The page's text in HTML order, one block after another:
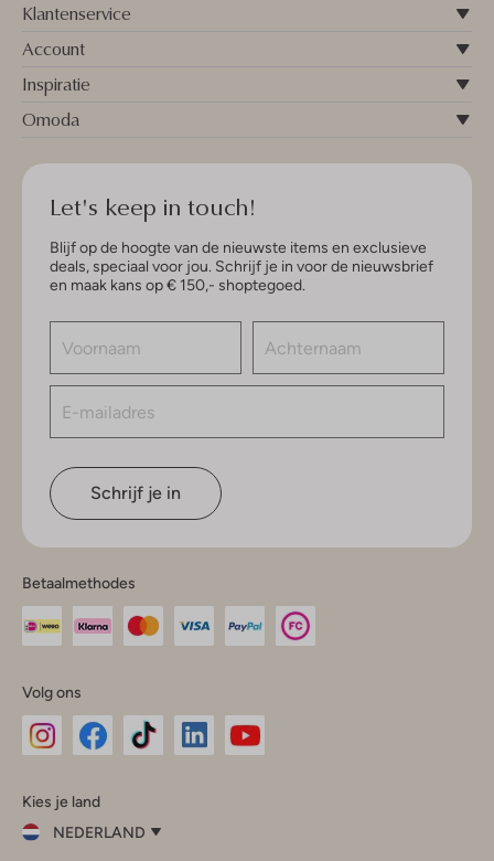
Klantenservice
Account
Inspiratie
Omoda
Let's keep in touch!
Blijf op de hoogte van de nieuwste items en exclusieve
deals, speciaal voor jou. Schrijf je in voor de nieuwsbrief
en maak kans op € 150,- shoptegoed.
Schrijf je in
Betaalmethodes
Volg ons
InstagramFacebook
Kies je land
NEDERLAND